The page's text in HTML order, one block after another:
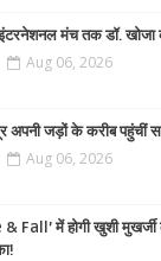
मंच तक डॉ. खोजा
Aug 06, 2026
अपनी जड़ों के करीब पहुंचीं
Aug 06, 2026
& Fall’ में होगी खुशी